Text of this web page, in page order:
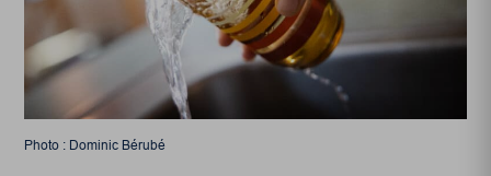
Photo : Dominic Bérubé